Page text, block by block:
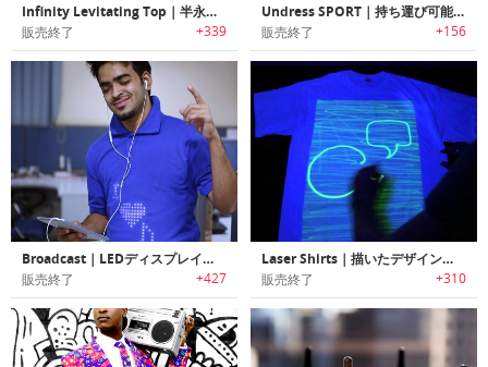
Infinity Levitating Top｜半永久的に空中回転し続けるスピンオブジェ「インフィニティ」
販売終了 +339
Undress SPORT｜持ち運び可能なチェンジングルーム「アンドレススポーツ」
販売終了 +156
Broadcast｜LEDディスプレイ内蔵Tシャツ「ブロードキャスト」
販売終了 +427
Laser Shirts｜描いたデザインが鮮やかに光るTシャツ「レーザーシャツ」
販売終了 +310